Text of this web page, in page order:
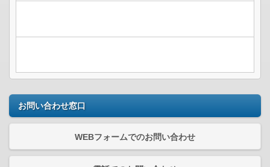
お問い合わせ窓口
WEBフォームでのお問い合わせ